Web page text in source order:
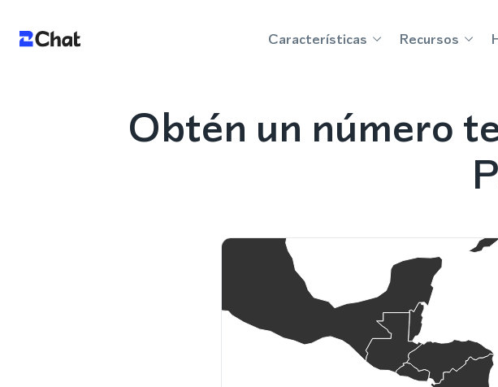
Características Recursos
Obtén un número